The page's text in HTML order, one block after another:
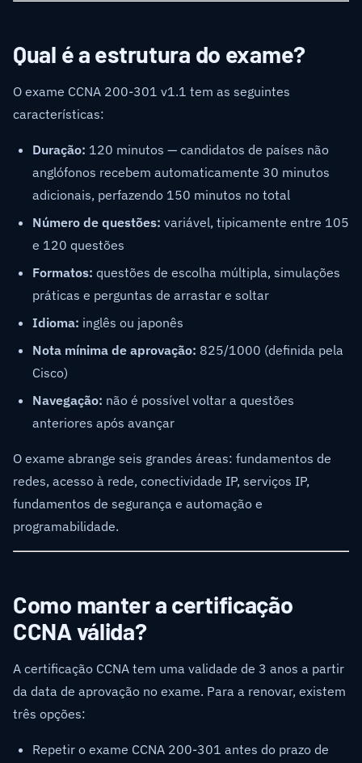
Qual é a estrutura do exame?
O exame CCNA 200-301 v1.1 tem as seguintes
características:
Duração: 120 minutos — candidatos de países não
anglófonos recebem automaticamente 30 minutos
adicionais, perfazendo 150 minutos no total
Número de questões: variável, tipicamente entre 105
e 120 questões
Formatos: questões de escolha múltipla, simulações
práticas e perguntas de arrastar e soltar
Idioma: inglês ou japonês
Nota mínima de aprovação: 825/1000 (definida pela
Cisco)
Navegação: não é possível voltar a questões
anteriores após avançar
O exame abrange seis grandes áreas: fundamentos de
redes, acesso à rede, conectividade IP, serviços IP,
fundamentos de segurança e automação e
programabilidade.
Como manter a certificação
CCNA válida?
A certificação CCNA tem uma validade de 3 anos a partir
da data de aprovação no exame. Para a renovar, existem
três opções:
Repetir o exame CCNA 200-301 antes do prazo de